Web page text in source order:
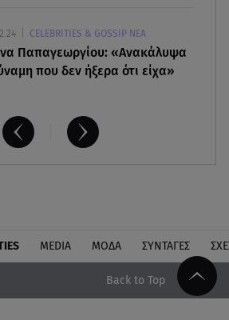
CELEBRITIES & GOSSIP ΝΕΑ
Παπαγεωργίου: «Ανακάλυψα
που δεν ήξερα ότι είχα»
MEDIA ΜΟΔΑ ΣΥΝΤΑΓΕΣ
Back to Top